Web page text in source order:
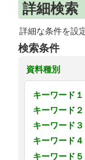
詳細検索
詳細な条件を設
検索条件
資料種別
キーワード１
キーワード２
キーワード３
キーワード４
キーワード５